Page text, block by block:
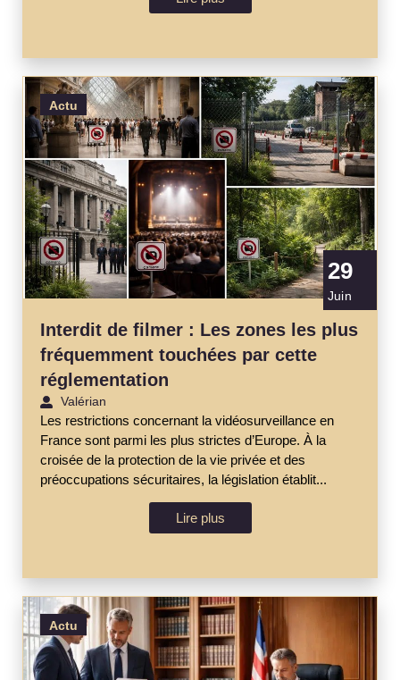
Actu
29
Juin
Interdit de filmer : Les zones les plus
fréquemment touchées par cette
réglementation
Valérian
Les restrictions concernant la vidéosurveillance en
France sont parmi les plus strictes d’Europe. À la
croisée de la protection de la vie privée et des
préoccupations sécuritaires, la législation établit...
Lire plus
Actu